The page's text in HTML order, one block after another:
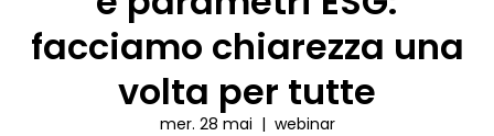
facciamo chiarezza una
volta per tutte
mer. 28 mai
  |
webinar